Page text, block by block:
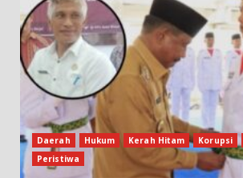
Daerah Hukum Kerah Hitam Korupsi
Peristiwa